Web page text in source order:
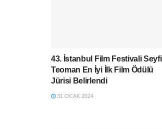
43. İstanbul Film Festivali Seyfi
Teoman En İyi İlk Film Ödülü
Jürisi Belirlendi
31 OCAK 2024